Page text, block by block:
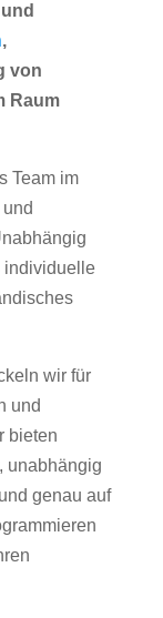
,
von
Raum
Team im
individuelle
wir für
und
bieten
unabhängig
genau auf